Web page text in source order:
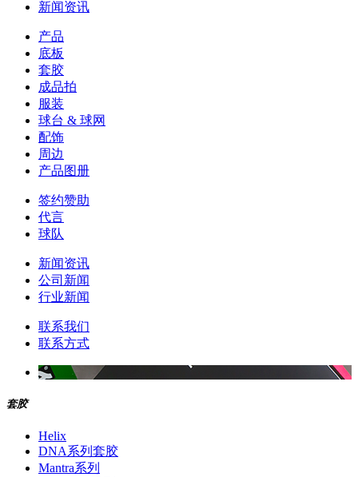
新闻资讯
产品
底板
套胶
成品拍
服装
球台 & 球网
配饰
周边
产品图册
签约赞助
代言
球队
新闻资讯
公司新闻
行业新闻
联系我们
联系方式
套胶
Helix
DNA系列套胶
Mantra系列